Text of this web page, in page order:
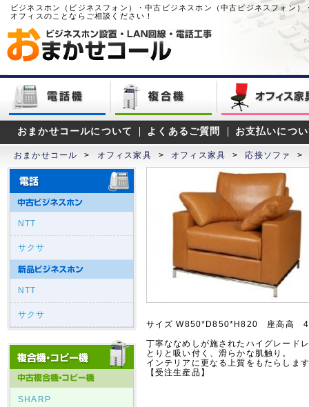
ビジネスホン（ビジネスフォン）・中古ビジネスホン（中古ビジネスフォン
オフィスのことならご相談ください！
おまかせコールについて よくあるご質問 お支払いにつ
おまかせコール > オフィス家具 > オフィス家具 > 応接ソファ >
NTT
サクサ
NTT
サクサ
SHARP
サイズ W850*D850*H820 座高高
丁寧ななめしが施されたハイグレード
とりと吸い付く、滑らかな肌触り。
インテリアに更なる上質をもたらしま
【受注生産品】